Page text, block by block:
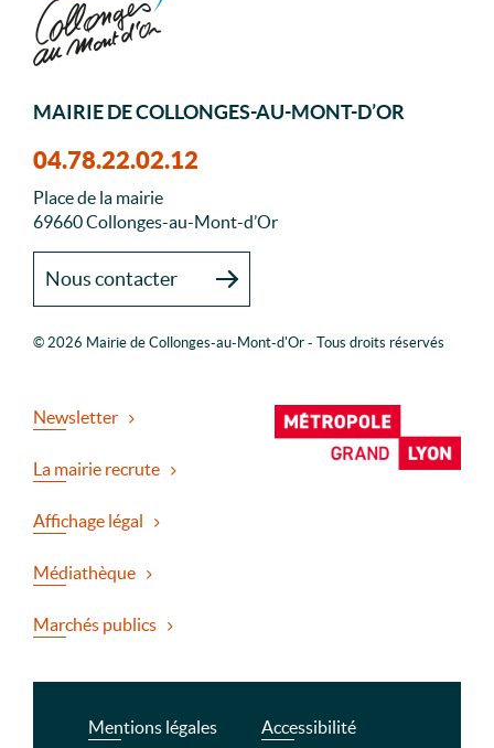
MAIRIE DE COLLONGES-AU-MONT-D’OR
04.78.22.02.12
Place de la mairie
69660 Collonges-au-Mont-d’Or
Nous contacter
© 2026 Mairie de Collonges-au-Mont-d'Or - Tous droits réservés
Newsletter
La mairie recrute
Affichage légal
Médiathèque
Marchés publics
Mentions légales Accessibilité